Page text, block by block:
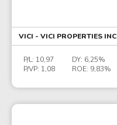
VICI - VICI PROPERTIES INC
P/L: 10,97
P/VP: 1,08
DY: 6,25%
ROE: 9,83%